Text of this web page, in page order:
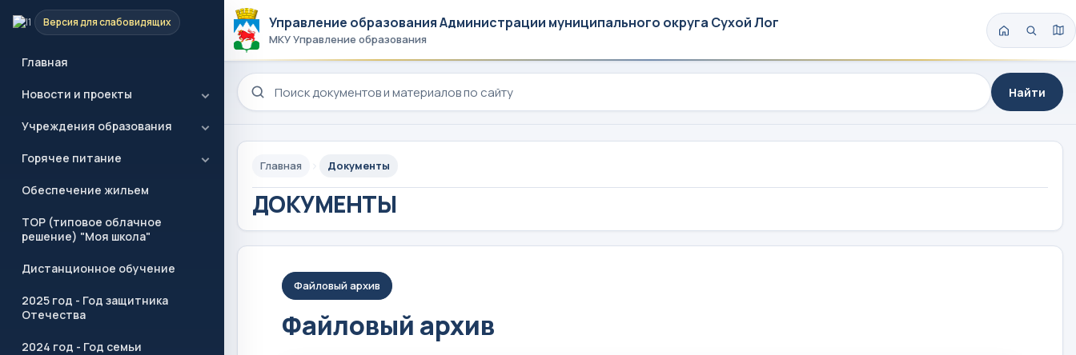
Версия для слабовидящих
Главная
Новости и проекты
Учреждения образования
Горячее питание
Обеспечение жильем
ТОР (типовое облачное
решение) "Моя школа"
Дистанционное обучение
2025 год - Год защитника
Отечества
2024 год - Год семьи
Управление образования Администрации муниципального округа Сухой Лог
МКУ Управление образования
Поиск по сайту
Найти
Главная Документы
ДОКУМЕНТЫ
Файловый архив
Файловый архив